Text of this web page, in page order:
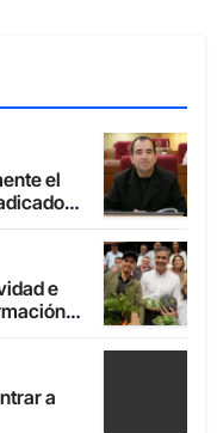
el
e
a